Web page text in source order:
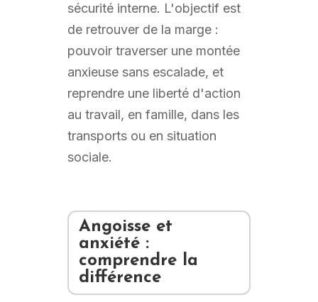
sécurité interne. L'objectif est
de retrouver de la marge :
pouvoir traverser une montée
anxieuse sans escalade, et
reprendre une liberté d'action
au travail, en famille, dans les
transports ou en situation
sociale.
Angoisse et
anxiété :
comprendre la
différence